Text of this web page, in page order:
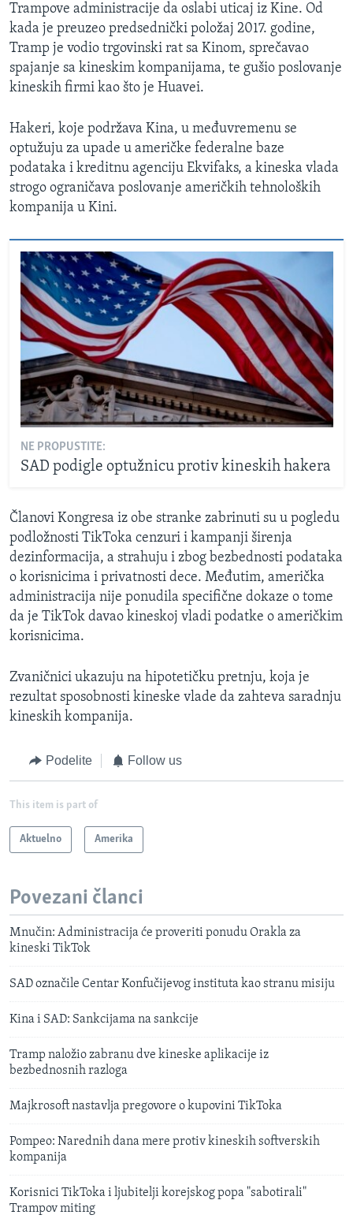
Trampove administracije da oslabi uticaj iz Kine. Od
kada je preuzeo predsednički položaj 2017. godine,
Tramp je vodio trgovinski rat sa Kinom, sprečavao
spajanje sa kineskim kompanijama, te gušio poslovanje
kineskih firmi kao što je Huavei.
Hakeri, koje podržava Kina, u međuvremenu se
optužuju za upade u američke federalne baze
podataka i kreditnu agenciju Ekvifaks, a kineska vlada
strogo ograničava poslovanje američkih tehnoloških
kompanija u Kini.
NE PROPUSTITE:
SAD podigle optužnicu protiv kineskih hakera
Članovi Kongresa iz obe stranke zabrinuti su u pogledu
podložnosti TikToka cenzuri i kampanji širenja
dezinformacija, a strahuju i zbog bezbednosti podataka
o korisnicima i privatnosti dece. Međutim, američka
administracija nije ponudila specifične dokaze o tome
da je TikTok davao kineskoj vladi podatke o američkim
korisnicima.
Zvaničnici ukazuju na hipotetičku pretnju, koja je
rezultat sposobnosti kineske vlade da zahteva saradnju
kineskih kompanija.
Podelite Follow us
This item is part of
Aktuelno Amerika
Povezani članci
Mnučin: Administracija će proveriti ponudu Orakla za
kineski TikTok
SAD označile Centar Konfučijevog instituta kao stranu misiju
Kina i SAD: Sankcijama na sankcije
Tramp naložio zabranu dve kineske aplikacije iz
bezbednosnih razloga
Majkrosoft nastavlja pregovore o kupovini TikToka
Pompeo: Narednih dana mere protiv kineskih softverskih
kompanija
Korisnici TikToka i ljubitelji korejskog popa "sabotirali"
Trampov miting